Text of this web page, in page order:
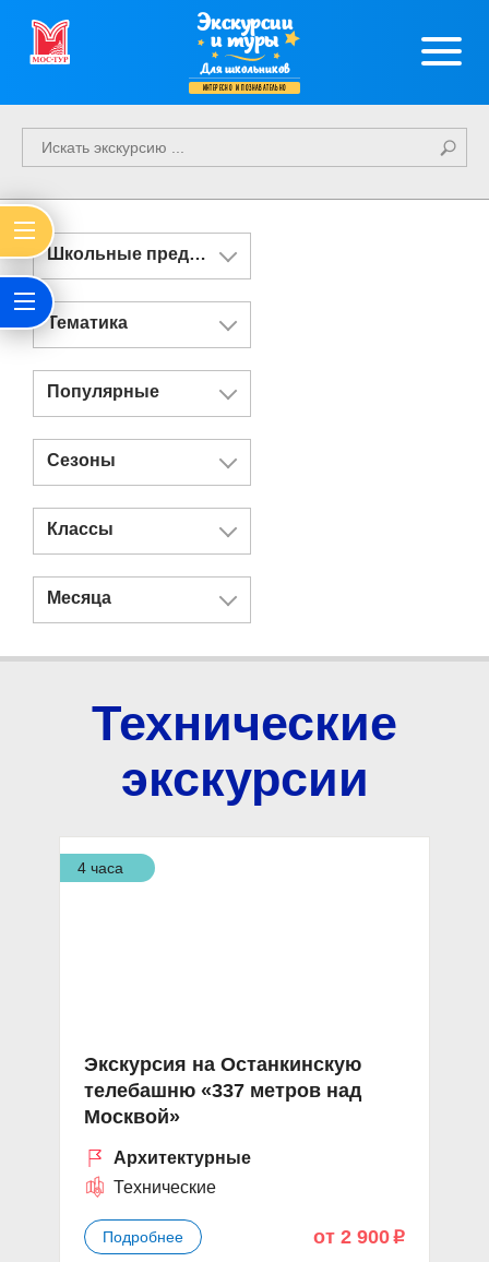
Экскурсии
и туры
Для школьников
интересно и познавательно
Школьные предметы
Тематика
Популярные
Сезоны
Классы
Месяца
Технические
экскурсии
4 часа
Экскурсия на Останкинскую
телебашню «337 метров над
Москвой»
Архитектурные
Технические
Подробнее от 2 900 p